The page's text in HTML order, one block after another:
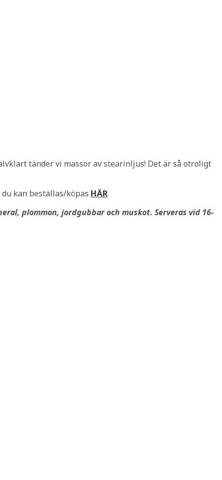
tänder vi massor av stearinljus! Det är så otroligt
kan beställas/köpas HÄR
plommon, jordgubbar och muskot. Serveras vid 16-